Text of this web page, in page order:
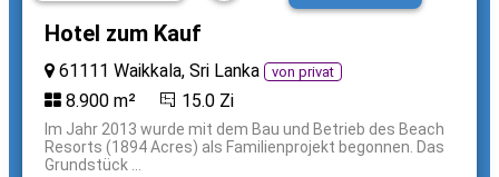
Hotel zum Kauf
61111 Waikkala, Sri Lanka von privat
8.900 m² 15.0 Zi
Im Jahr 2013 wurde mit dem Bau und Betrieb des Beach
Resorts (1894 Acres) als Familienprojekt begonnen. Das
Grundstück ...